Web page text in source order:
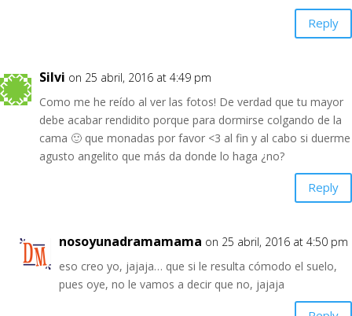
Reply
Silvi on 25 abril, 2016 at 4:49 pm
Como me he reído al ver las fotos! De verdad que tu mayor
debe acabar rendidito porque para dormirse colgando de la
cama 🙂 que monadas por favor <3 al fin y al cabo si duerme
agusto angelito que más da donde lo haga ¿no?
Reply
nosoyunadramamama on 25 abril, 2016 at 4:50 pm
eso creo yo, jajaja… que si le resulta cómodo el suelo,
pues oye, no le vamos a decir que no, jajaja